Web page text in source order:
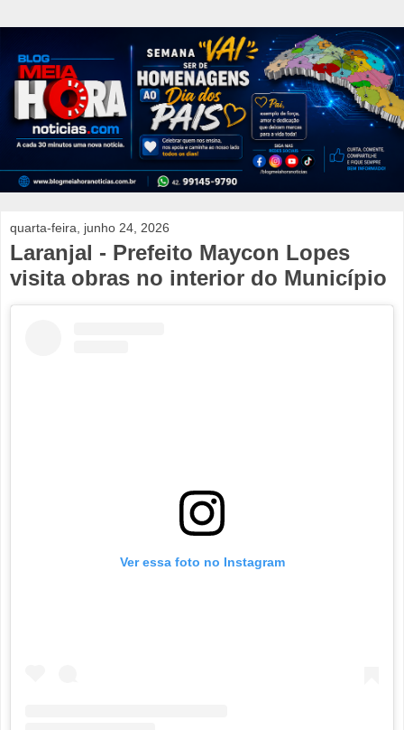
quarta-feira, junho 24, 2026
Laranjal - Prefeito Maycon Lopes
visita obras no interior do Município
Ver essa foto no Instagram